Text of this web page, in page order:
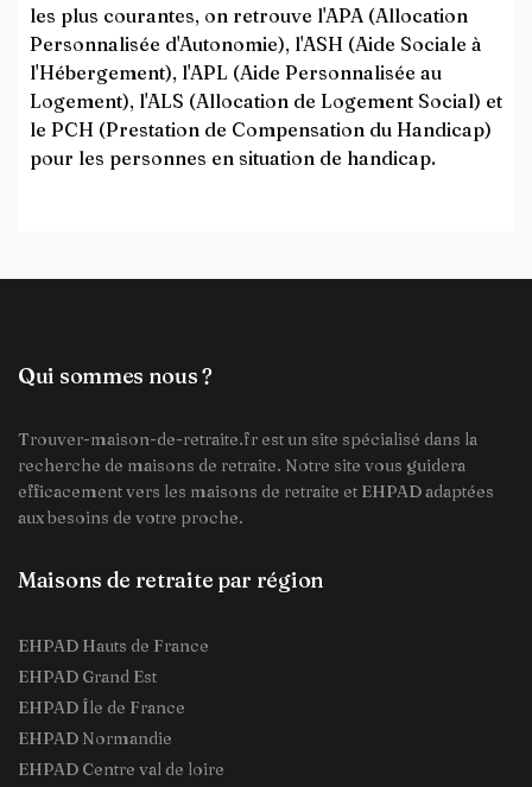
les plus courantes, on retrouve l'APA (Allocation
Personnalisée d'Autonomie), l'ASH (Aide Sociale à
l'Hébergement), l'APL (Aide Personnalisée au
Logement), l'ALS (Allocation de Logement Social) et
le PCH (Prestation de Compensation du Handicap)
pour les personnes en situation de handicap.
Qui sommes nous ?
Trouver-maison-de-retraite.fr est un site spécialisé dans la
recherche de maisons de retraite. Notre site vous guidera
efficacement vers les maisons de retraite et EHPAD adaptées
aux besoins de votre proche.
Maisons de retraite par région
EHPAD Hauts de France
EHPAD Grand Est
EHPAD Île de France
EHPAD Normandie
EHPAD Centre val de loire